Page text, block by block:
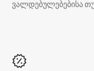
ვალდებულებებისა